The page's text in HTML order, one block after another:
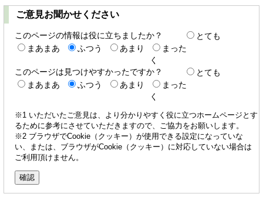
ご意見お聞かせください
このページの情報は役に立ちましたか？
とても
まあまあ
ふつう あまり
まった
く
このページは見つけやすかったですか？
とても
まあまあ
ふつう あまり
まった
く
※1 いただいたご意見は、より分かりやすく役に立つホームページとす
るために参考にさせていただきますので、ご協力をお願いします。
※2 ブラウザでCookie（クッキー）が使用できる設定になっていな
い、または、ブラウザがCookie（クッキー）に対応していない場合は
ご利用頂けません。